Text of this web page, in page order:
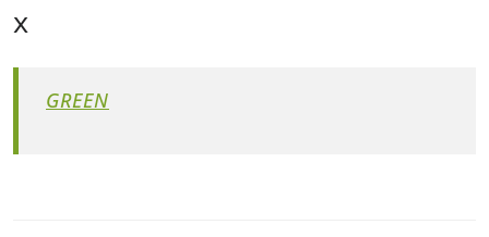
x
GREEN